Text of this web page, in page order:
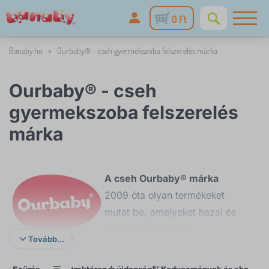
0 Ft
Banaby.hu » Ourbaby® - cseh gyermekszoba felszerelés márka
Ourbaby® - cseh
gyermekszoba felszerelés
márka
A cseh Ourbaby® márka
2009 óta olyan termékeket
mutat be, amelyeket hazai és
hogy kielégítsük vásárlóink
Tovább...